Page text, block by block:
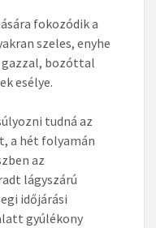
fokozódik a
szeles, enyhe
gazzal, bozóttal
esélye.
tudná az
a hét folyamán
az
lágyszárú
időjárási
gyúlékony